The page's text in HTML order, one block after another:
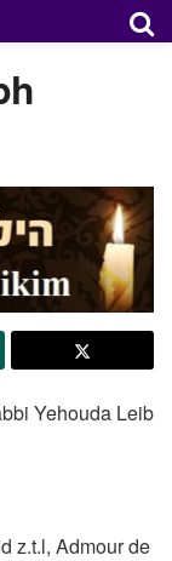
Yehouda Leib
z.t.l, Admour de